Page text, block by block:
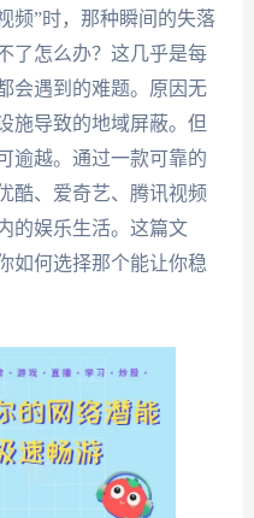
频”时，那种瞬间的失落
了怎么办？这几乎是每
会遇到的难题。原因无
施导致的地域屏蔽。但
逾越。通过一款可靠的
酷、爱奇艺、腾讯视频
的娱乐生活。这篇文
如何选择那个能让你稳